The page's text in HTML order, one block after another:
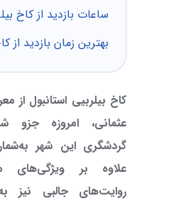
ساعات بازدید از کاخ
بهترین زمان بازدید از
کاخ بیلربیی استانبول از
عثمانی، امروزه جزو
گردشگری این شهر
علاوه بر ویژگی‌های
روایت‌های جالبی نیز